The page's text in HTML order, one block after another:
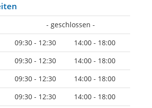
- geschlossen -
09:30 - 12:30
14:00 - 18:00
09:30 - 12:30
14:00 - 18:00
09:30 - 12:30
14:00 - 18:00
09:30 - 12:30
14:00 - 18:00